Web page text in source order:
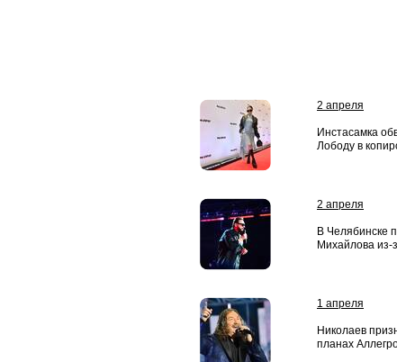
2 апреля
Инстасамка
Лободу в
2 апреля
В Челябинске
Михайлова из-
1 апреля
Николаев
планах